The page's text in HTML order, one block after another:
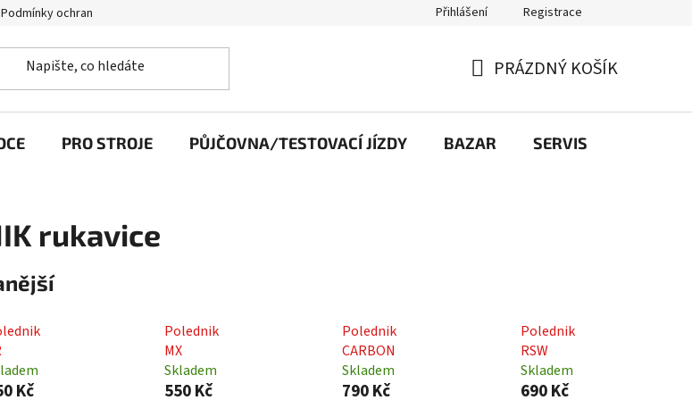
Podmínky ochrany osobních údajů Přihlášení Registrace
KOŠÍK
PRÁZDNÝ KOŠÍK
PRO STROJE PŮJČOVNA/TESTOVACÍ JÍZDY BAZAR SERVIS
rukavice
Kč
Polednik
MX
Skladem
550 Kč
Polednik
CARBON
Skladem
790 Kč
Polednik
RSW
Skladem
690 Kč